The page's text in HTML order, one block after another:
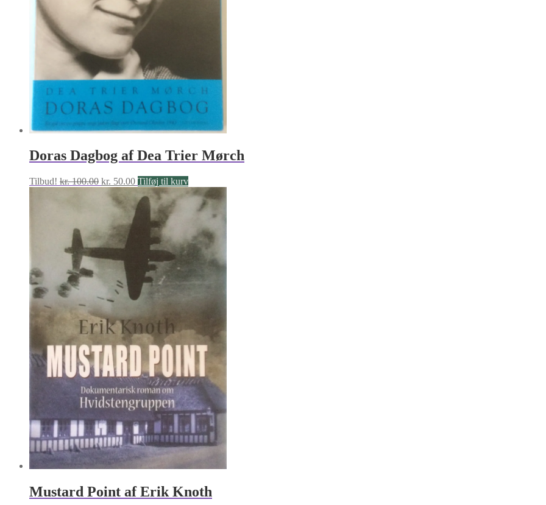
Doras Dagbog af Dea Trier Mørch
Tilbud! kr.100.00 Den
oprindelige
pris
var:
kr. 100.00.
kr. 50.00Den
aktuelle
pris
er:
kr. 50.00.
Tilføj til kurv
Mustard Point af Erik Knoth